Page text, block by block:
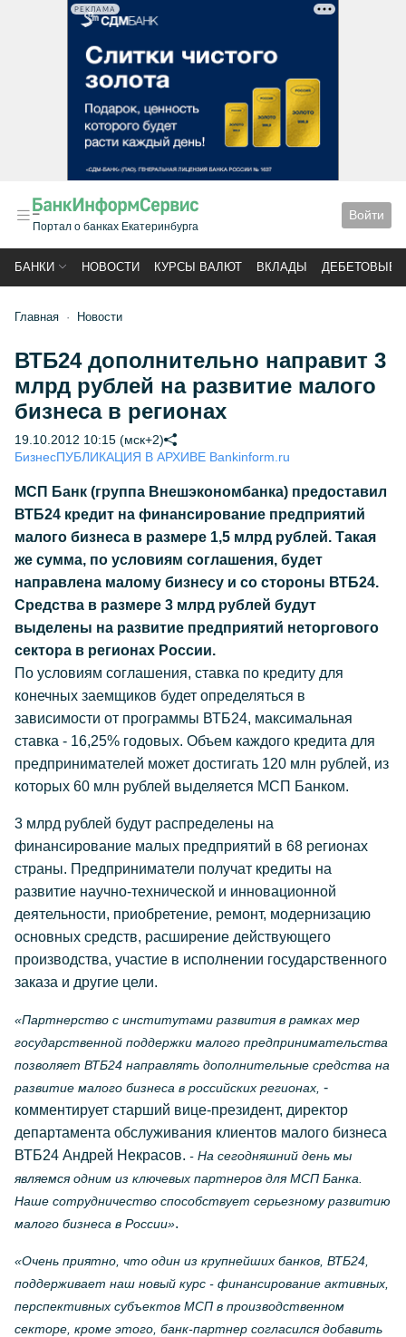
РЕКЛАМА
Портал о банках Екатеринбурга
Войти
БАНКИ НОВОСТИ КУРСЫ ВАЛЮТ ВКЛАДЫ ДЕБЕТОВЫЕ
Главная Новости
ВТБ24 дополнительно направит 3
млрд рублей на развитие малого
бизнеса в регионах
19.10.2012 10:15 (мск+2)
БизнесПУБЛИКАЦИЯ В АРХИВЕ Bankinform.ru
МСП Банк (группа Внешэкономбанка) предоставил
ВТБ24 кредит на финансирование предприятий
малого бизнеса в размере 1,5 млрд рублей. Такая
же сумма, по условиям соглашения, будет
направлена малому бизнесу и со стороны ВТБ24.
Средства в размере 3 млрд рублей будут
выделены на развитие предприятий неторгового
сектора в регионах России.
По условиям соглашения, ставка по кредиту для
конечных заемщиков будет определяться в
зависимости от программы ВТБ24, максимальная
ставка - 16,25% годовых. Объем каждого кредита для
предпринимателей может достигать 120 млн рублей, из
которых 60 млн рублей выделяется МСП Банком.
3 млрд рублей будут распределены на
финансирование малых предприятий в 68 регионах
страны. Предприниматели получат кредиты на
развитие научно-технической и инновационной
деятельности, приобретение, ремонт, модернизацию
основных средств, расширение действующего
производства, участие в исполнении государственного
заказа и другие цели.
«Партнерство с институтами развития в рамках мер
государственной поддержки малого предпринимательства
позволяет ВТБ24 направлять дополнительные средства на
развитие малого бизнеса в российских регионах, -
комментирует старший вице-президент, директор
департамента обслуживания клиентов малого бизнеса
ВТБ24 Андрей Некрасов. - На сегодняшний день мы
являемся одним из ключевых партнеров для МСП Банка.
Наше сотрудничество способствует серьезному развитию
малого бизнеса в России».
«Очень приятно, что один из крупнейших банков, ВТБ24,
поддерживает наш новый курс - финансирование активных,
перспективных субъектов МСП в производственном
секторе, кроме этого, банк-партнер согласился добавить